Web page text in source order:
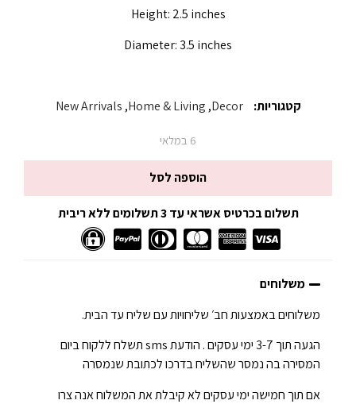
Height: 2.5 inches
Diameter: 3.5 inches
קטגוריות: Decor
,
Home & Living
,
New Arrivals
6 במלאי
הוספה לסל
תשלום בכרטיס אשראי עד 3 תשלומים ללא ריבית
משלוחים
משלוחים באמצעות חב׳ שליחויות עם שליח עד הבית.
הגעה תוך 3-7 ימי עסקים . הודעת sms תשלח ללקוח ביום
המסירה בה נמסר שהשליח בדרכו לכתובת שנמסרה
אם תוך חמישה ימי עסקים לא קיבלת את המשלוח אנה צרו